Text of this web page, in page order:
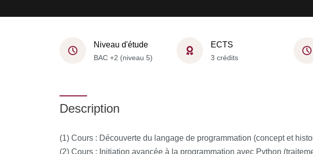
Niveau d'étude
BAC +2 (niveau 5)
ECTS
3 crédits
Description
(1) Cours : Découverte du langage de programmation (concept et
(2) Cours : Initiation avancée à la programmation avec Python